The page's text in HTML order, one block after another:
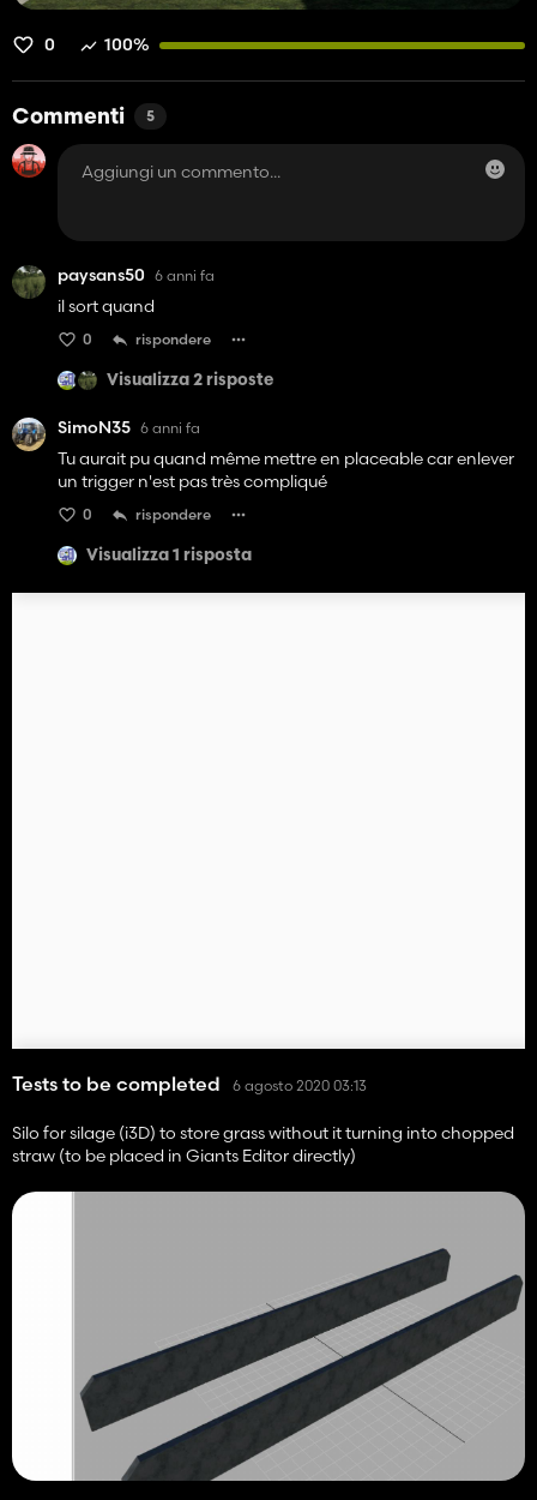
0 100%
Commenti 5
paysans50 6 anni fa
il sort quand
0 rispondere
Visualizza 2 risposte
SimoN35 6 anni fa
Tu aurait pu quand même mettre en placeable car enlever
un trigger n'est pas très compliqué
0 rispondere
Visualizza 1 risposta
Tests to be completed 6 agosto 2020 03:13
Silo for silage (i3D) to store grass without it turning into chopped
straw (to be placed in Giants Editor directly)